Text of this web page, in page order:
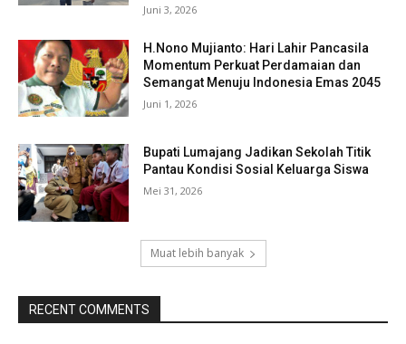
Juni 3, 2026
H.Nono Mujianto: Hari Lahir Pancasila
Momentum Perkuat Perdamaian dan
Semangat Menuju Indonesia Emas 2045
Juni 1, 2026
Bupati Lumajang Jadikan Sekolah Titik
Pantau Kondisi Sosial Keluarga Siswa
Mei 31, 2026
Muat lebih banyak
RECENT COMMENTS